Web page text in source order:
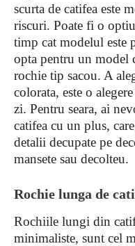
scurta de catifea este
riscuri. Poate fi o
timp cat modelul este
opta pentru un model
rochie tip sacou. A
colorata, este o
zi. Pentru seara, ai
catifea cu un plus,
detalii decupate pe
mansete sau decolteu.
Rochie lunga de
Rochiile lungi din
minimaliste, sunt cel